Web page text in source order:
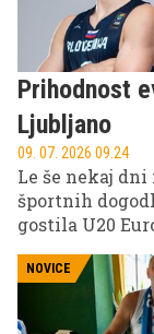
Prihodnost
Ljubljano
09. 07. 2026 09.24
Le še nekaj
športnih
gostila U20
Stožice
košarkarskih
lahko
A in VOYO.
NOVICE